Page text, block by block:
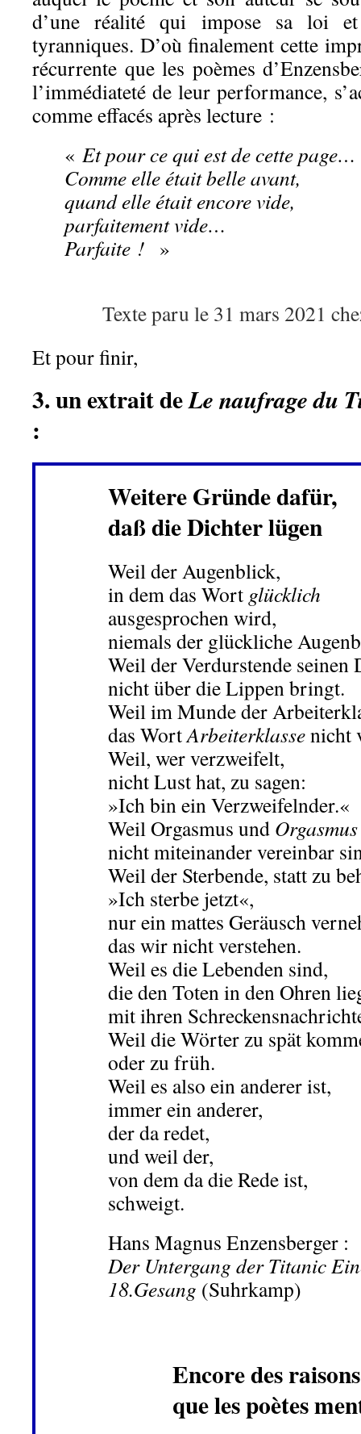
d’une réalité qui impose sa loi et
tyranniques. D’où finalement cette
récurrente que les poèmes
l’immédiateté de leur performance,
comme effacés après lecture :
« Et pour ce qui est de cette page…
Comme elle était belle avant,
quand elle était encore vide,
parfaitement vide…
Parfaite ! »
Texte paru le 31 mars 2021
Et pour finir,
3. un extrait deLe naufrage du
:
Weitere Gründe dafür,
daß die Dichter lügen
Weil der Augenblick,
in dem das Wort glücklich
ausgesprochen wird,
niemals der glückliche
Weil der Verdurstende seinen
nicht über die Lippen bringt.
Weil im Munde der
das WortArbeiterklassenicht
Weil, wer verzweifelt,
nicht Lust hat, zu sagen:
»Ich bin ein Verzweifelnder.«
Weil Orgasmus und Orgasmus
nicht miteinander vereinbar
Weil der Sterbende, statt zu
»Ich sterbe jetzt«,
nur ein mattes Geräusch
das wir nicht verstehen.
Weil es die Lebenden sind,
die den Toten in den Ohren
mit ihren
Weil die Wörter zu spät
oder zu früh.
Weil es also ein anderer ist,
immer ein anderer,
der da redet,
und weil der,
von dem da die Rede ist,
schweigt.
Hans Magnus Enzensberger :
Der Untergang der Titanic
18.Gesang (Suhrkamp)
Encore des
que les poètes